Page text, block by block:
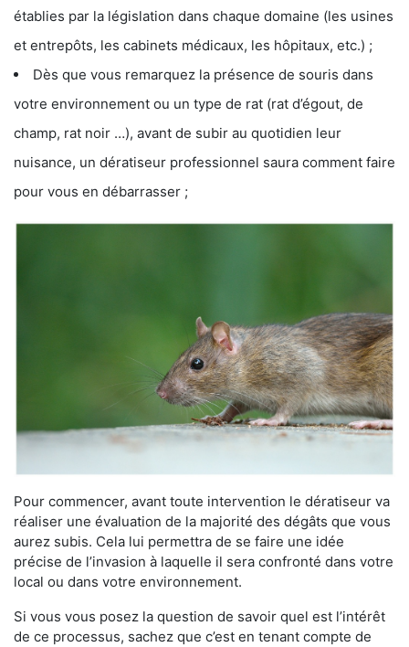
établies par la législation dans chaque domaine (les usines
et entrepôts, les cabinets médicaux, les hôpitaux, etc.) ;
Dès que vous remarquez la présence de souris dans
votre environnement ou un type de rat (rat d’égout, de
champ, rat noir …), avant de subir au quotidien leur
nuisance, un dératiseur professionnel saura comment faire
pour vous en débarrasser ;
Pour commencer, avant toute intervention le dératiseur va
réaliser une évaluation de la majorité des dégâts que vous
aurez subis. Cela lui permettra de se faire une idée
précise de l’invasion à laquelle il sera confronté dans votre
local ou dans votre environnement.
Si vous vous posez la question de savoir quel est l’intérêt
de ce processus, sachez que c’est en tenant compte de